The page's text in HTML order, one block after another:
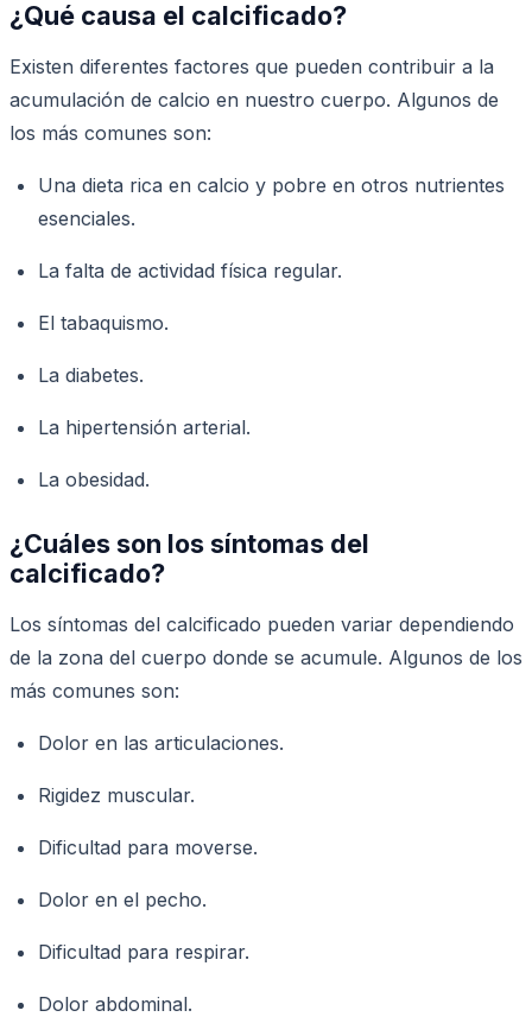
¿Qué causa el calcificado?
Existen diferentes factores que pueden contribuir a la
acumulación de calcio en nuestro cuerpo. Algunos de
los más comunes son:
Una dieta rica en calcio y pobre en otros nutrientes
esenciales.
La falta de actividad física regular.
El tabaquismo.
La diabetes.
La hipertensión arterial.
La obesidad.
¿Cuáles son los síntomas del
calcificado?
Los síntomas del calcificado pueden variar dependiendo
de la zona del cuerpo donde se acumule. Algunos de los
más comunes son:
Dolor en las articulaciones.
Rigidez muscular.
Dificultad para moverse.
Dolor en el pecho.
Dificultad para respirar.
Dolor abdominal.